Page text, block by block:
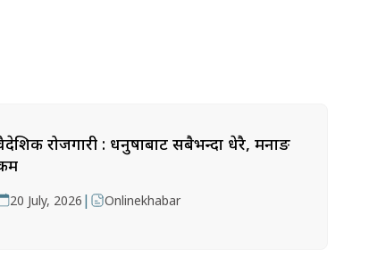
रोजगारी : धनुषाबाट सबैभन्दा धेरै, मनाङ
20 July, 2026 | Onlinekhabar